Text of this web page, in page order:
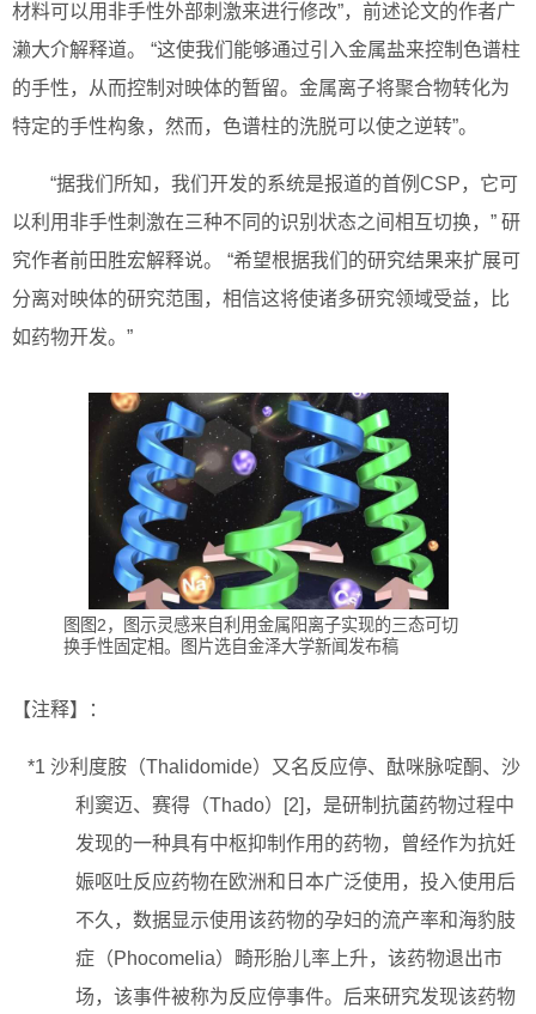
材料可以用非手性外部刺激来进行修改”，前述论文的作者广
濑大介解释道。 “这使我们能够通过引入金属盐来控制色谱柱
的手性，从而控制对映体的暂留。金属离子将聚合物转化为
特定的手性构象，然而，色谱柱的洗脱可以使之逆转”。
“据我们所知，我们开发的系统是报道的首例CSP，它可
以利用非手性刺激在三种不同的识别状态之间相互切换，” 研
究作者前田胜宏解释说。 “希望根据我们的研究结果来扩展可
分离对映体的研究范围，相信这将使诸多研究领域受益，比
如药物开发。”
图图2，图示灵感来自利用金属阳离子实现的三态可切
换手性固定相。图片选自金泽大学新闻发布稿
【注释】：
*1 沙利度胺（Thalidomide）又名反应停、酞咪脉啶酮、沙
利窦迈、赛得（Thado）[2]，是研制抗菌药物过程中
发现的一种具有中枢抑制作用的药物，曾经作为抗妊
娠呕吐反应药物在欧洲和日本广泛使用，投入使用后
不久，数据显示使用该药物的孕妇的流产率和海豹肢
症（Phocomelia）畸形胎儿率上升，该药物退出市
场，该事件被称为反应停事件。后来研究发现该药物